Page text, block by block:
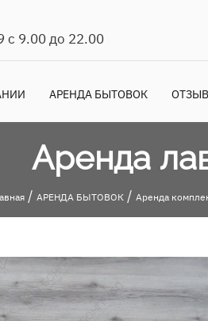
с 9.00 до 22.00
АРЕНДА БЫТОВОК
Аренда
/ АРЕНДА БЫТОВОК / Аренда